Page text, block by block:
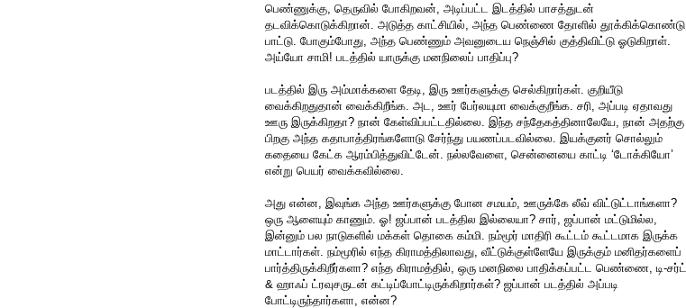
பெண்ணுக்கு, தெருவில் போகிறவன், அடிப்பட்ட இடத்தில் பாசத்துடன்
தடவிக்கொடுக்கிறான். அடுத்த காட்சியில், அந்த பெண்ணை தோளில் தூக்கிக்கொண்டு
பாட்டு. போகும்போது, அந்த பெண்ணும் அவனுடைய நெஞ்சில் குத்திவிட்டு ஓடுகிறாள்.
அய்யோ சாமி! படத்தில் யாருக்கு மனநிலைப் பாதிப்பு?
படத்தில் இரு அம்மாக்களை தேடி, இரு ஊர்களுக்கு செல்கிறார்கள். குறியீடு
வைக்கிறதுதான் வைக்கிறீங்க. அட, ஊர் பேர்லயுமா வைக்குறீங்க. சரி, அப்படி ஏதாவது
ஊரு இருக்கிறதா? நான் கேள்விப்பட்டதில்லை. இந்த சந்தேகத்தினாலேயே, நான் அதற்கு
பிறகு அந்த கதாபாத்திரங்களோடு சேர்ந்து பயணப்படவில்லை. இயக்குனர் சொல்லும்
கதையை கேட்க ஆரம்பித்துவிட்டேன். நல்லவேளை, சென்னையை காட்டி ‘டோக்கியோ’
என்று பெயர் வைக்கவில்லை.
அது என்ன, இவுங்க அந்த ஊர்களுக்கு போன சமயம், ஊருக்கே லீவ் விட்டுட்டாங்களா?
ஒரு ஆளையும் காணும். ஓ! ஜப்பான் படத்தில இல்லையா? சார், ஜப்பான் மட்டுமில்ல,
இன்னும் பல நாடுகளில் மக்கள் தொகை கம்மி. நம்மூர் மாதிரி கூட்டம் கூட்டமாக இருக்க
மாட்டார்கள். நம்மூரில் எந்த கிராமத்திலாவது, வீட்டுக்குள்ளேயே இருக்கும் மனிதர்களைப்
பார்த்திருக்கிறீர்களா? எந்த கிராமத்தில், ஒரு மனநிலை பாதிக்கப்பட்ட பெண்ணை, டி-சர்ட்
& ஹாஃப் ட்ரவுசருடன் கட்டிப்போட்டிருக்கிறார்கள்? ஜப்பான் படத்தில் அப்படி
போட்டிருந்தார்களா, என்ன?